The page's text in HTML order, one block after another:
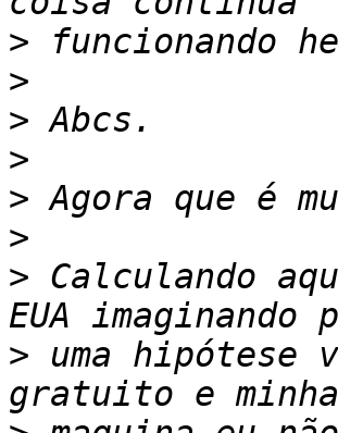
>
>
>
>
>
>
> Calculando
> uma